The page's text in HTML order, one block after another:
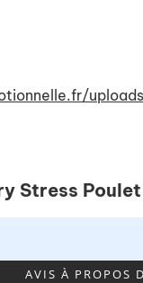
Stress Poulet
AVIS À PROPOS